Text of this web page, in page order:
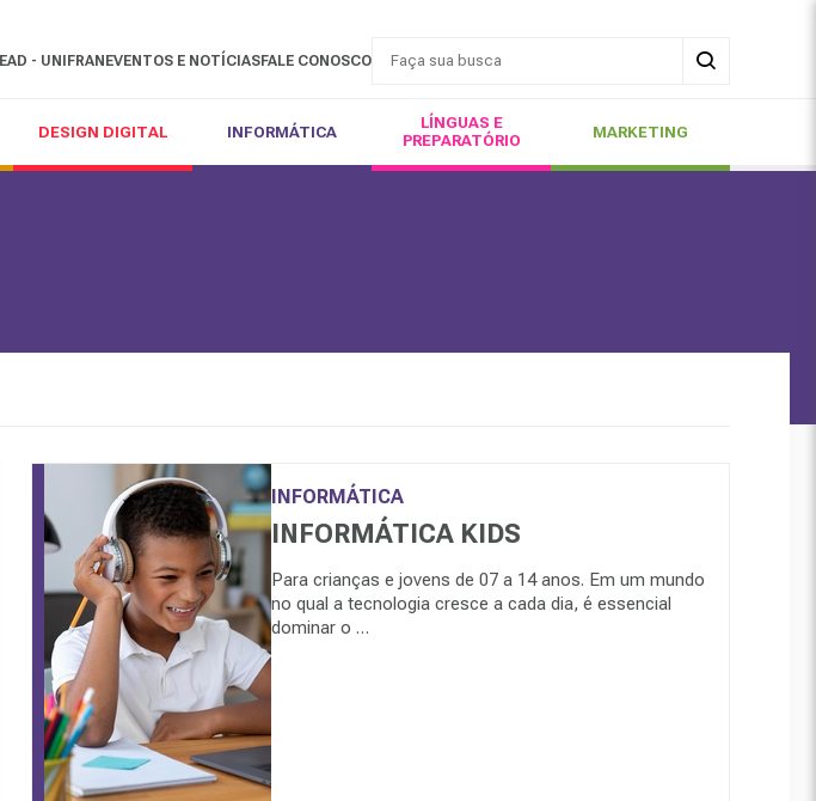
EAD - UNIFRAN EVENTOS E NOTÍCIASFALE CONOSCO
DESIGN DIGITAL INFORMÁTICA
LÍNGUAS E
PREPARATÓRIO
MARKETING
INFORMÁTICA
INFORMÁTICA KIDS
Para crianças e jovens de 07 a 14 anos. Em um mundo
no qual a tecnologia cresce a cada dia, é essencial
dominar o …